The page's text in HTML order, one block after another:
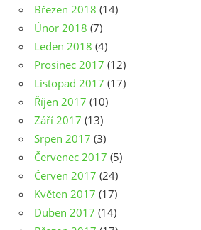
Březen 2018 (14)
Únor 2018 (7)
Leden 2018 (4)
Prosinec 2017 (12)
Listopad 2017 (17)
Říjen 2017 (10)
Září 2017 (13)
Srpen 2017 (3)
Červenec 2017 (5)
Červen 2017 (24)
Květen 2017 (17)
Duben 2017 (14)